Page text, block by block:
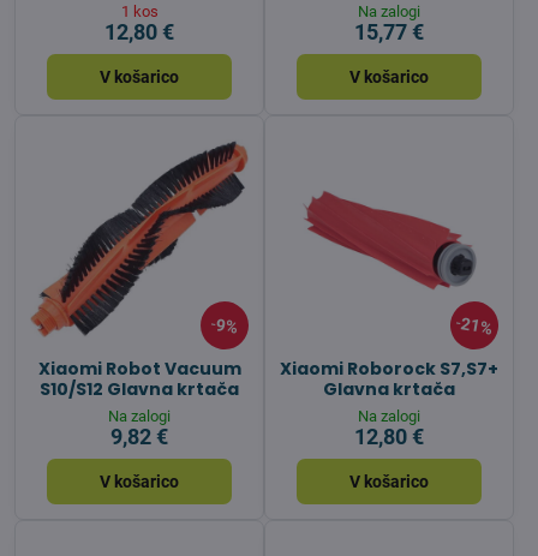
1 kos
12,80 €
V košarico
Na zalogi
15,77 €
V košarico
9%
Xiaomi Robot Vacuum
S10/S12 Glavna krtača
Na zalogi
9,82 €
V košarico
21%
Xiaomi Roborock S7,S7+
Glavna krtača
Na zalogi
12,80 €
V košarico